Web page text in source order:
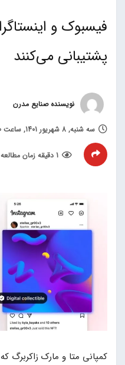
پشتیبانی می‌کنند
نویسنده صنایع مدرن
سه شنبه, 8 شهریور 1401, ساعت 10:40
1 دقیقه زمان مطالعه
کمپانی متا و مارک زاکربرگ که